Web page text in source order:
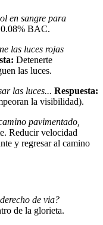
en sangre para
0.08% BAC.
las luces rojas
Detenerte
las luces.
las luces... Respuesta:
la visibilidad).
pavimentado,
Reducir velocidad
y regresar al camino
de via?
de la glorieta.